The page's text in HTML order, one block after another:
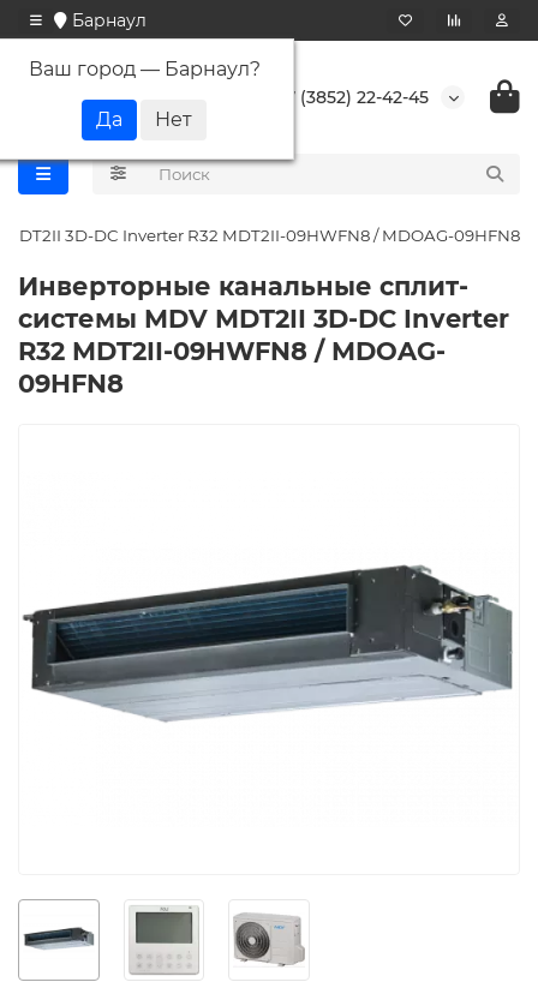
Барнаул
Ваш город — Барнаул?
+7 (3852) 22-42-45
3D-DC Inverter R32 MDT2II-09HWFN8 / MDOAG-09HFN8
Инверторные канальные сплит-
системы MDV MDT2II 3D-DC Inverter
R32 MDT2II-09HWFN8 / MDOAG-
09HFN8